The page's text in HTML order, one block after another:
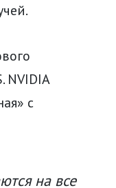
NVIDIA
с
на все